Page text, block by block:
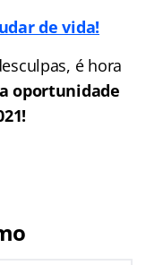
de vida!
é hora
oportunidade